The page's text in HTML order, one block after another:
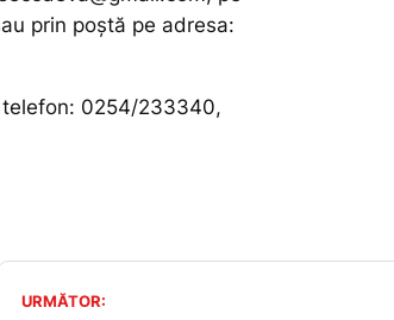
prin poștă pe adresa:
0254/233340,
URMĂTOR: